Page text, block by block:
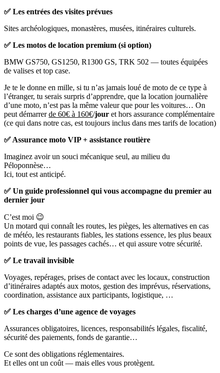
✅ Les entrées des visites prévues
Sites archéologiques, monastères, musées, itinéraires culturels.
✅ Les motos de location premium (si option)
BMW GS750, GS1250, R1300 GS, TRK 502 — toutes équipées
de valises et top case.
Je te le donne en mille, si tu n’as jamais loué de moto de ce type à
l’étranger, tu serais surpris d’apprendre, que la location journalière
d’une moto, n’est pas la même valeur que pour les voitures… On
peut démarrerde 60€ à 160€/jour et hors assurance complémentaire
(ce qui dans notre cas, est toujours inclus dans mes tarifs de location)
✅ Assurance moto VIP + assistance routière
Imaginez avoir un souci mécanique seul, au milieu du
Péloponnèse…
Ici, tout est anticipé.
✅ Un guide professionnel qui vous accompagne du premier au
dernier jour
C’est moi 😉
Un motard qui connaît les routes, les pièges, les alternatives en cas
de météo, les restaurants fiables, les stations essence, les plus beaux
points de vue, les passages cachés… et qui assure votre sécurité.
✅ Le travail invisible
Voyages, repérages, prises de contact avec les locaux, construction
d’itinéraires adaptés aux motos, gestion des imprévus, réservations,
coordination, assistance aux participants, logistique, …
✅ Les charges d’une agence de voyages
Assurances obligatoires, licences, responsabilités légales, fiscalité,
sécurité des paiements, fonds de garantie…
Ce sont des obligations réglementaires.
Et elles ont un coût — mais elles vous protègent.